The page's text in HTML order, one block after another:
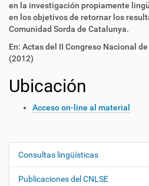
en la investigación propiamente
en los objetivos de retornar los
Comunidad Sorda de Catalunya.
En: Actas del II Congreso Nacional
(2012)
Ubicación
Acceso on-line al material
N
Consultas lingüísticas
Publicaciones del CNLSE